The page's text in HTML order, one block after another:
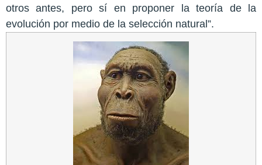
otros antes, pero sí en proponer la teoría de la
evolución por medio de la selección natural”.